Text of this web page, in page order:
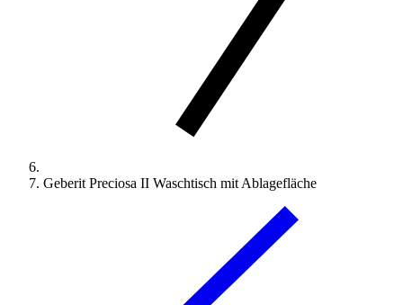
Geberit Preciosa II Waschtisch mit Ablagefläche